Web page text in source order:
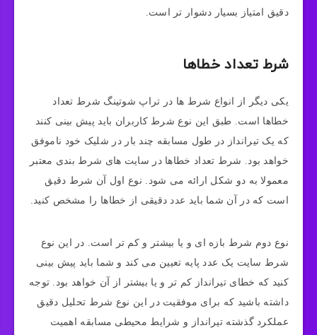
دقیق امتیاز بسیار دشوار تر است.
شرط تعداد خطاها
یکی دیگر از انواع شرط ها در تراپ شوتینگ شرط تعداد
خطاها است. طبق این نوع شرط کاربران باید پیش بینی کنند
که یک تیرانداز در طول مسابقه چند بار در شلیک خود ناموفق
خواهد بود. شرط تعداد خطاها در سایت های شرط بندی معتبر
معمولا به دو شکل ارائه می شود. نوع اول آن شرط دقیق
است که در آن شما باید عدد دقیقی از خطاها را مشخص کنید.
نوع دوم شرط بازه ای و یا بیشتر و کم تر است. در این نوع
شرط سایت یک عدد پایه تعیین می کند و شما باید پیش بینی
کنید که خطای تیرانداز کم تر و یا بیشتر از آن خواهد بود. توجه
داشته باشید که برای موفقیت در این نوع شرط تحلیل دقیق
عملکرد گذشته تیرانداز و شرایط محیطی مسابقه اهمیت